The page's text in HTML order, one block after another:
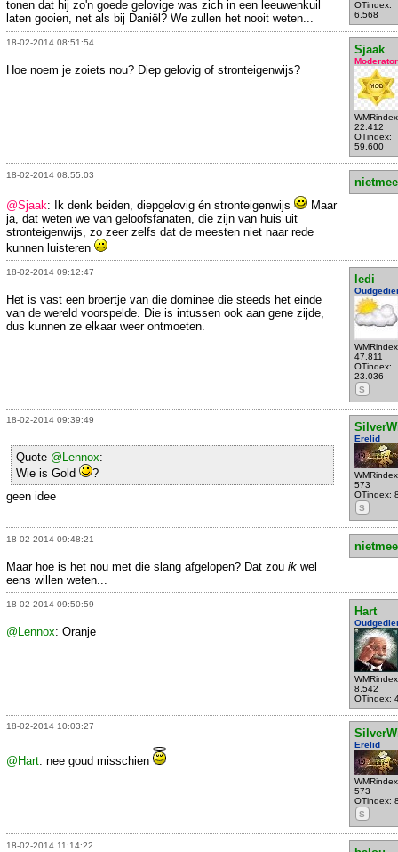
OTindex:
6.568
tonen dat hij zo'n goede gelovige was zich in een leeuwenkuil
laten gooien, net als bij Daniël? We zullen het nooit weten...
18-02-2014 08:51:54
Sjaak
Moderator
22.412
OTindex:
59.600
Hoe noem je zoiets nou? Diep gelovig of stronteigenwijs?
18-02-2014 08:55:03
@Sjaak: Ik denk beiden, diepgelovig én stronteigenwijs
Maar
ja, dat weten we van geloofsfanaten, die zijn van huis uit
stronteigenwijs, zo zeer zelfs dat de meesten niet naar rede
kunnen luisteren
18-02-2014 09:12:47
ledi
47.811
OTindex:
23.036
S
Het is vast een broertje van die dominee die steeds het einde
van de wereld voorspelde. Die is intussen ook aan gene zijde,
dus kunnen ze elkaar weer ontmoeten.
18-02-2014 09:39:49
Erelid
573
OTindex:
S
Quote @Lennox:
Wie is Gold
?
geen idee
18-02-2014 09:48:21
Maar hoe is het nou met die slang afgelopen? Dat zou ik wel
eens willen weten...
18-02-2014 09:50:59
Hart
8.542
OTindex:
@Lennox: Oranje
18-02-2014 10:03:27
Erelid
573
OTindex:
S
@Hart: nee goud misschien
18-02-2014 11:14:22